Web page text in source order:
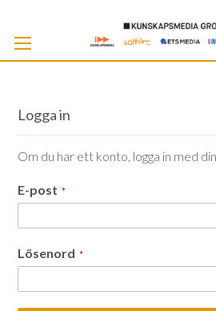
Logga in
Om du har ett konto, logga in med
E-post
Lösenord